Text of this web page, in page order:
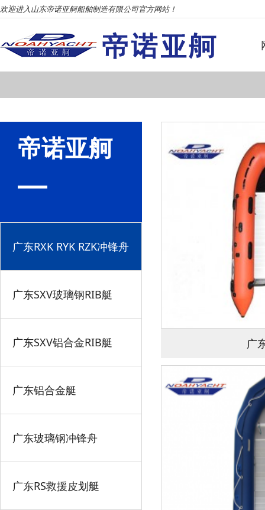
欢迎进入山东帝诺亚舸船舶制造有限公司官方网站！
帝诺亚舸
广东RXK RYK RZK冲锋舟
广东SXV玻璃钢RIB艇
广东SXV铝合金RIB艇
广东铝合金艇
广东玻璃钢冲锋舟
广东RS救援皮划艇
广